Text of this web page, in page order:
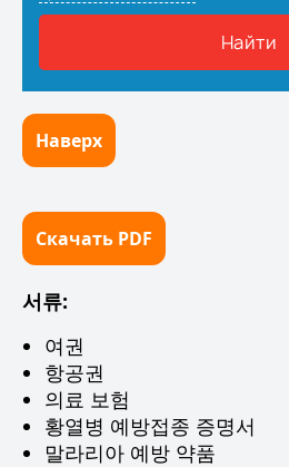
Наверх
Скачать PDF
서류:
여권
항공권
의료 보험
황열병 예방접종 증명서
말라리아 예방 약품